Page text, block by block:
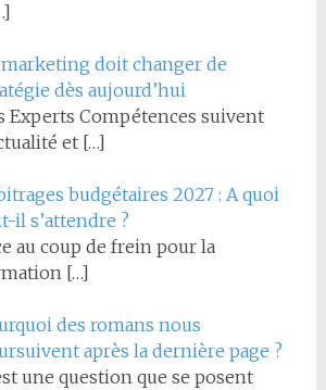
doit changer de
dès aujourd’hui
Experts Compétences suivent
et […]
budgétaires 2027 : A quoi
il s’attendre ?
au coup de frein pour la
[…]
des romans nous
après la dernière page ?
une question que se posent